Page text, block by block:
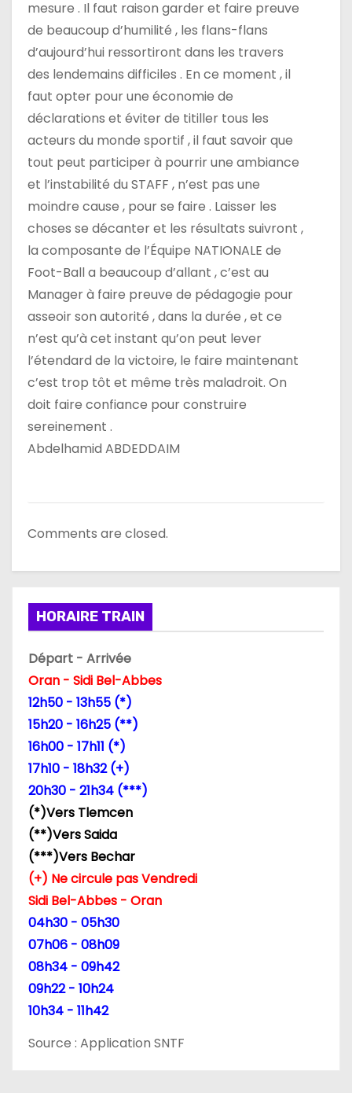
mesure . Il faut raison garder et faire preuve
de beaucoup d’humilité , les flans-flans
d’aujourd’hui ressortiront dans les travers
des lendemains difficiles . En ce moment , il
faut opter pour une économie de
déclarations et éviter de titiller tous les
acteurs du monde sportif , il faut savoir que
tout peut participer à pourrir une ambiance
et l’instabilité du STAFF , n’est pas une
moindre cause , pour se faire . Laisser les
choses se décanter et les résultats suivront ,
la composante de l’Équipe NATIONALE de
Foot-Ball a beaucoup d’allant , c’est au
Manager à faire preuve de pédagogie pour
asseoir son autorité , dans la durée , et ce
n’est qu’à cet instant qu’on peut lever
l’étendard de la victoire, le faire maintenant
c’est trop tôt et même très maladroit. On
doit faire confiance pour construire
sereinement .
Abdelhamid ABDEDDAIM
Comments are closed.
HORAIRE TRAIN
Départ - Arrivée
Oran - Sidi Bel-Abbes
12h50 - 13h55 (*)
15h20 - 16h25 (**)
16h00 - 17h11 (*)
17h10 - 18h32 (+)
20h30 - 21h34 (***)
(*)Vers Tlemcen
(**)Vers Saida
(***)Vers Bechar
(+) Ne circule pas Vendredi
Sidi Bel-Abbes - Oran
04h30 - 05h30
07h06 - 08h09
08h34 - 09h42
09h22 - 10h24
10h34 - 11h42
Source : Application SNTF